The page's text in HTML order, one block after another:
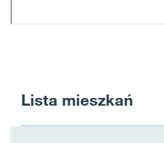
Lista mieszkań